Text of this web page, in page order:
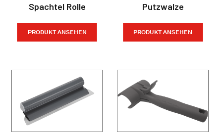
Spachtel Rolle
PRODUKT ANSEHEN
Putzwalze
PRODUKT ANSEHEN